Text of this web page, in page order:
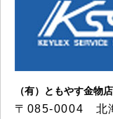
（有）ともやす金物店
〒085-0004 北